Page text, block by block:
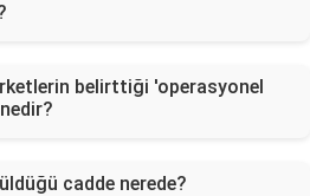
belirttiği 'operasyonel
cadde nerede?